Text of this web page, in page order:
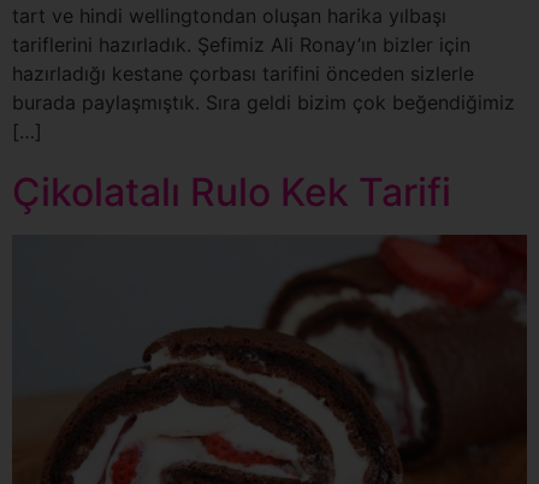
tart ve hindi wellingtondan oluşan harika yılbaşı
tariflerini hazırladık. Şefimiz Ali Ronay’ın bizler için
hazırladığı kestane çorbası tarifini önceden sizlerle
burada paylaşmıştık. Sıra geldi bizim çok beğendiğimiz
[…]
Çikolatalı Rulo Kek Tarifi